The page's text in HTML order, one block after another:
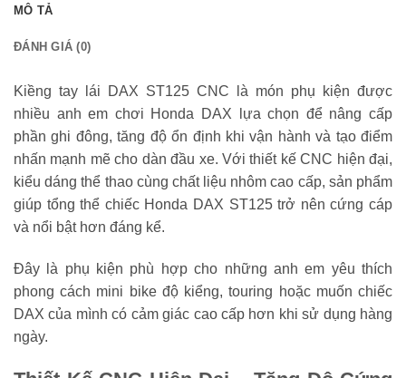
MÔ TẢ
ĐÁNH GIÁ (0)
Kiềng tay lái DAX ST125 CNC là món phụ kiện được
nhiều anh em chơi Honda DAX lựa chọn để nâng cấp
phần ghi đông, tăng độ ổn định khi vận hành và tạo điểm
nhấn mạnh mẽ cho dàn đầu xe. Với thiết kế CNC hiện đại,
kiểu dáng thể thao cùng chất liệu nhôm cao cấp, sản phẩm
giúp tổng thể chiếc Honda DAX ST125 trở nên cứng cáp
và nổi bật hơn đáng kể.
Đây là phụ kiện phù hợp cho những anh em yêu thích
phong cách mini bike độ kiểng, touring hoặc muốn chiếc
DAX của mình có cảm giác cao cấp hơn khi sử dụng hàng
ngày.